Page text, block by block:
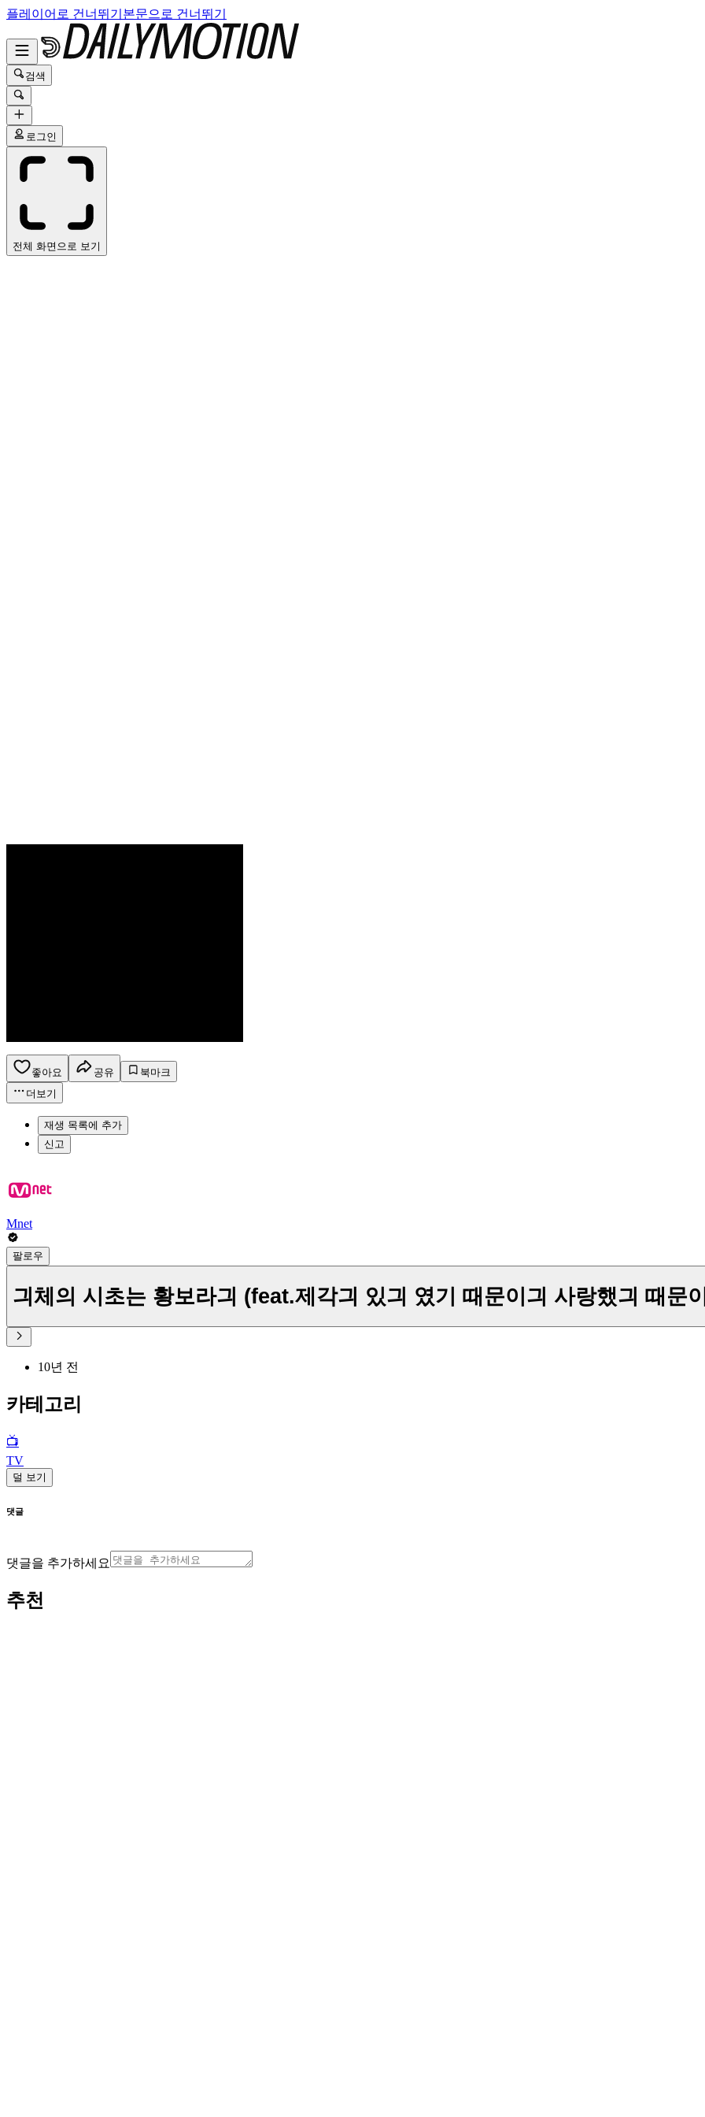
플레이어로 건너뛰기 본문으로 건너뛰기
검색
로그인
전체 화면으로 보기
좋아요 공유
북마크
더보기
재생 목록에 추가
신고
Mnet
팔로우
긔체의 시초는 황보라긔 (feat.제각긔 있긔 였기 때문이긔 사랑했긔 때문
10년 전
카테고리
📺
TV
덜 보기
댓글
댓글을 추가하세요
추천